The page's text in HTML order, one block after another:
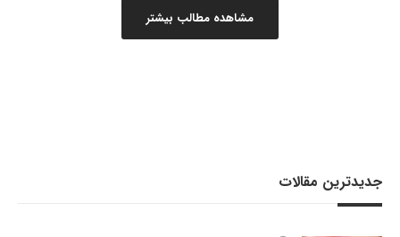
مشاهده مطالب بیشتر
جدیدترین مقالات